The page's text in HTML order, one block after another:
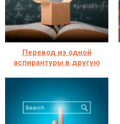
Перевод из одной
аспирантуры в другую